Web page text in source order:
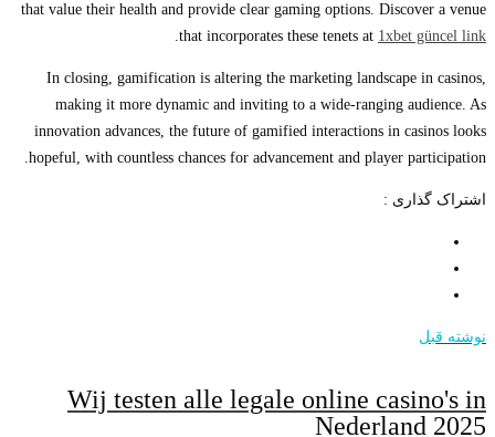
that value their health and provide clear gaming options. Discover a venue
that incorporates these tenets at 1xbet güncel link
.
In closing, gamification is altering the marketing landscape in casinos,
making it more dynamic and inviting to a wide-ranging audience. As
innovation advances, the future of gamified interactions in casinos looks
hopeful, with countless chances for advancement and player participation.
اشتراک گذاری :
نوشته قبل
Wij testen alle legale online casino's in
Nederland 2025